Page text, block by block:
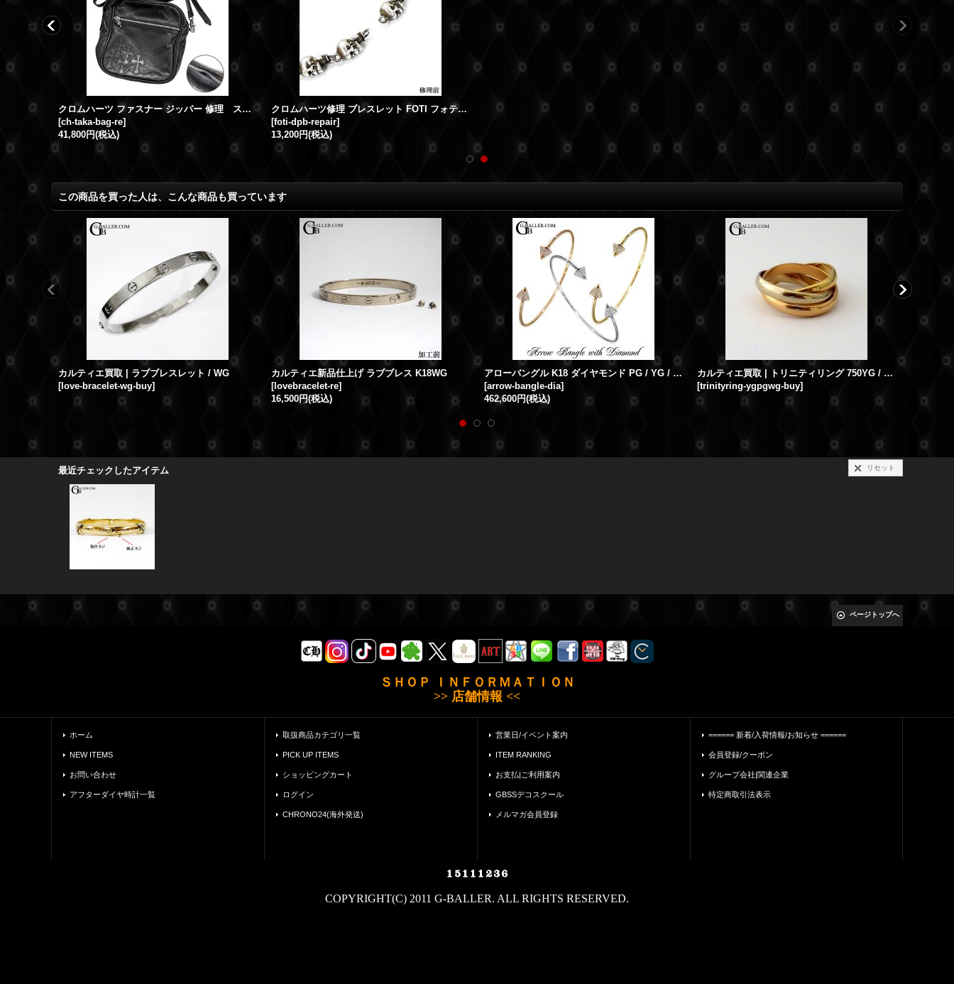
クロムハーツ ファスナー ジッパー 修理 スライダー交換 ファスナー裂け 修復
[ch-taka-bag-re]
41,800円(税込)
クロムハーツ修理 ブレスレット FOTI フォティデルフィーノ タイニー ロウ付修理
[foti-dpb-repair]
13,200円(税込)
この商品を買った人は、こんな商品も買っています
カルティエ買取 | ラブブレスレット / WG
[love-bracelet-wg-buy]
カルティエ新品仕上げ ラブブレス K18WG
[lovebracelet-re]
16,500円(税込)
アローバングル K18 ダイヤモンド PG / YG / WG
[arrow-bangle-dia]
462,600円(税込)
カルティエ買取 | トリニティリング 750YG / PG / WG
[trinityring-ygpgwg-buy]
40,400円
最近チェックしたアイテム リセット
ページトップへ
ＳＨＯＰ ＩＮＦＯＲＭＡＴＩＯＮ
>> 店舗情報 <<
ホーム
NEW ITEMS
お問い合わせ
アフターダイヤ時計一覧
取扱商品カテゴリ一覧
PICK UP ITEMS
ショッピングカート
ログイン
CHRONO24(海外発送)
営業日/イベント案内
ITEM RANKING
お支払|ご利用案内
GBSSデコスクール
メルマガ会員登録
====== 新着/入荷情報/お知らせ ======
会員登録/クーポン
グループ会社|関連企業
特定商取引法表示
COPYRIGHT(C) 2011 G-BALLER. ALL RIGHTS RESERVED.